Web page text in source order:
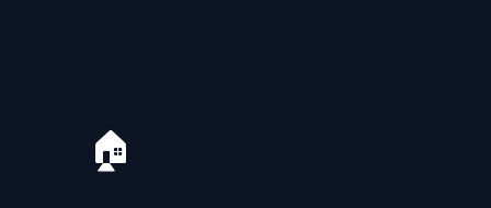
🏠